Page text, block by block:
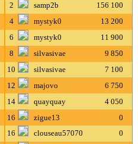
2 samp2b
156 100
4 mystyk0
13 200
6 mystyk0
11 900
8 silvasivae
9 850
10 silvasivae
7 100
12 majovo
6 750
14 quayquay
4 050
16 zigue13
0
16 clouseau57070
0